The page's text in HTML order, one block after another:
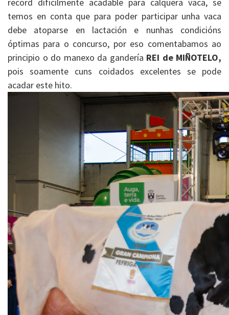
temos en conta que para poder participar unha vaca
debe atoparse en lactación e nunhas condicións
óptimas para o concurso, por eso comentabamos ao
principio o do manexo da gandería REI de MIÑOTELO,
pois soamente cuns coidados excelentes se pode
acadar este hito.